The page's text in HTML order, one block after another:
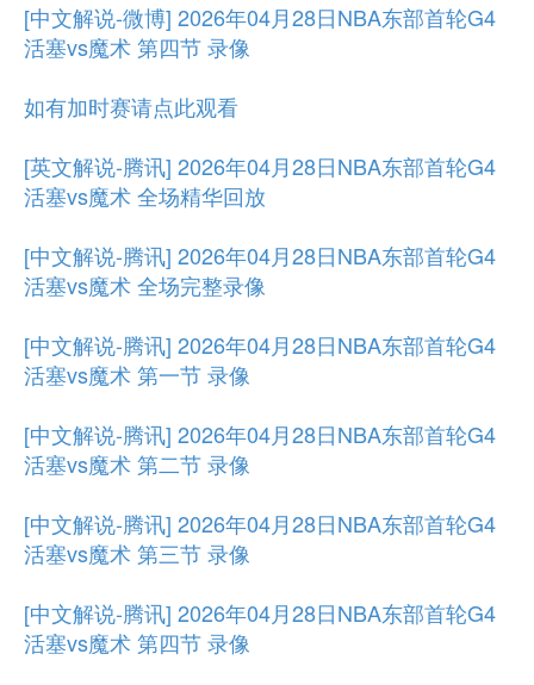
[中文解说-微博] 2026年04月28日NBA东部首轮G4
活塞vs魔术 第四节 录像
如有加时赛请点此观看
[英文解说-腾讯] 2026年04月28日NBA东部首轮G4
活塞vs魔术 全场精华回放
[中文解说-腾讯] 2026年04月28日NBA东部首轮G4
活塞vs魔术 全场完整录像
[中文解说-腾讯] 2026年04月28日NBA东部首轮G4
活塞vs魔术 第一节 录像
[中文解说-腾讯] 2026年04月28日NBA东部首轮G4
活塞vs魔术 第二节 录像
[中文解说-腾讯] 2026年04月28日NBA东部首轮G4
活塞vs魔术 第三节 录像
[中文解说-腾讯] 2026年04月28日NBA东部首轮G4
活塞vs魔术 第四节 录像